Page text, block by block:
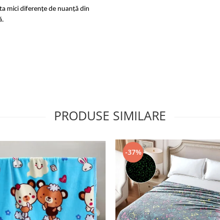
mici diferențe de nuanță din
PRODUSE SIMILARE
-37%